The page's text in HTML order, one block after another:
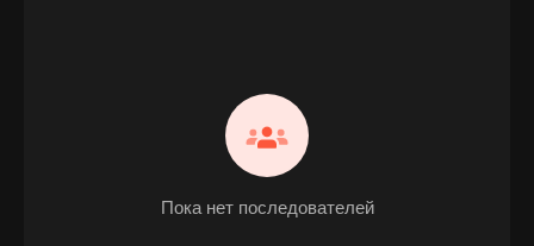
Пока нет последователей